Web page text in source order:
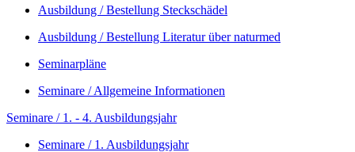
Ausbildung / Bestellung Steckschädel
Ausbildung / Bestellung Literatur über naturmed
Seminarpläne
Seminare / Allgemeine Informationen
Seminare / 1. - 4. Ausbildungsjahr
Seminare / 1. Ausbildungsjahr